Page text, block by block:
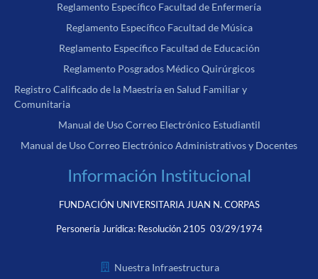
Reglamento Específico Facultad de Enfermería
Reglamento Específico Facultad de Música
Reglamento Específico Facultad de Educación
Reglamento Posgrados Médico Quirúrgicos
Registro Calificado de la Maestría en Salud Familiar y
Comunitaria
Manual de Uso Correo Electrónico Estudiantil
Manual de Uso Correo Electrónico Administrativos y Docentes
Información Institucional
FUNDACIÓN UNIVERSITARIA JUAN N. CORPAS
Personería Jurídica: Resolución 2105 03/29/1974
Nuestra Infraestructura